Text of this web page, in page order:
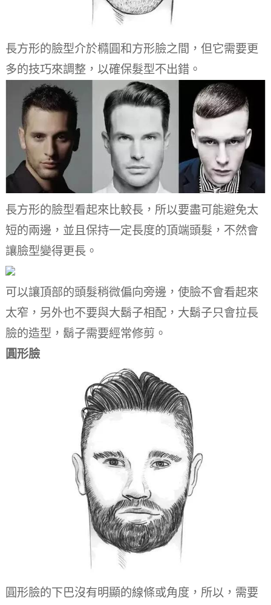
長方形的臉型介於橢圓和方形臉之間，但它需要更
多的技巧來調整，以確保髮型不出錯。
長方形的臉型看起來比較長，所以要盡可能避免太
短的兩邊，並且保持一定長度的頂端頭髮，不然會
讓臉型變得更長。
可以讓頂部的頭髮稍微偏向旁邊，使臉不會看起來
太窄，另外也不要與大鬍子相配，大鬍子只會拉長
臉的造型，鬍子需要經常修剪。
圓形臉
圓形臉的下巴沒有明顯的線條或角度，所以，需要